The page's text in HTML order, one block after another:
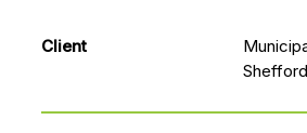
Client
Shefford